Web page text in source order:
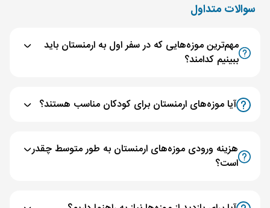
سوالات متداول
مهم‌ترین موزه‌هایی که در سفر اول به ارمنستان باید
ببینیم کدامند؟
آیا موزه‌های ارمنستان برای کودکان مناسب هستند؟
هزینه ورودی موزه‌های ارمنستان به طور متوسط چقدر
است؟